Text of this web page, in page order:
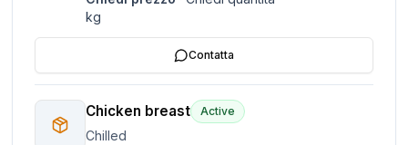
kg
Contatta
Chicken breast Active
Chilled